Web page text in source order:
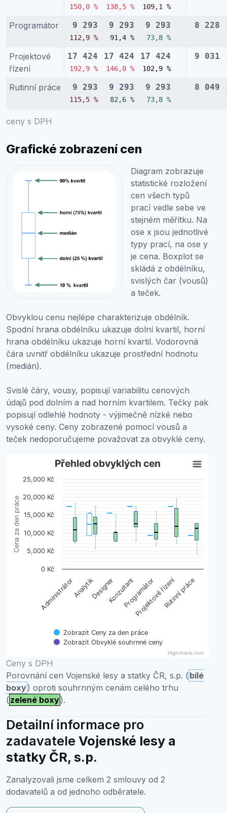
ceny s DPH
150,0 % 138,5 % 109,1 %
Programátor 9 293
112,9 %
9 293
91,4 %
9 293
73,8 %
8 228
Projektové
řízení
17 424
192,9 %
17 424
146,0 %
17 424
102,9 %
9 031
Rutinní práce 9 293
115,5 %
9 293
82,6 %
9 293
73,8 %
8 049
Grafické zobrazení cen
Diagram zobrazuje
statistické rozložení
cen všech typů
prací vedle sebe ve
stejném měřítku. Na
ose x jsou jednotlivé
typy prací, na ose y
je cena. Boxplot se
skládá z obdélníku,
svislých čar (vousů)
a teček.
Obvyklou cenu nejlépe charakterizuje obdélník.
Spodní hrana obdélníku ukazuje dolní kvartil, horní
hrana obdélníku ukazuje horní kvartil. Vodorovná
čára uvnitř obdélníku ukazuje prostřední hodnotu
(medián).
Svislé čáry, vousy, popisují variabilitu cenových
údajů pod dolním a nad horním kvartilem. Tečky pak
popisují odlehlé hodnoty - výjimečně nízké nebo
vysoké ceny. Ceny zobrazené pomocí vousů a
teček nedoporučujeme považovat za obvyklé ceny.
Přehled obvyklých cen
Boxplot with 2 data series. Box plot charts are typically
View as data table, Přehled obvyklých cen
The chart has 1 X axis displaying categories.
The chart has 1 Y axis displaying Cena za den práce.
Cena za den práce
Přehled obvyklých cen
Zobrazit Ceny za den práce
Zobrazit Obvyklé souhrnné ceny
AdministrátorAnalytikDesignerKonzultantProgramátor
Projektové řízeníRutinní práce
0 Kč
5,000 Kč
10,000 Kč
15,000 Kč
20,000 Kč
25,000 Kč
Highcharts.com
End of interactive chart.
Ceny s DPH
Porovnání cen Vojenské lesy a statky ČR, s.p. ( bílé
boxy) oproti souhrnným cenám celého trhu
( zelené boxy).
Detailní informace pro
zadavatele Vojenské lesy a
statky ČR, s.p.
Zanalyzovali jsme celkem 2 smlouvy od 2
dodavatelů a od jednoho odběratele.